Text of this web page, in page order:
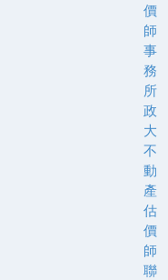
價
師
事
務
所
政
大
不
動
產
估
價
師
聯